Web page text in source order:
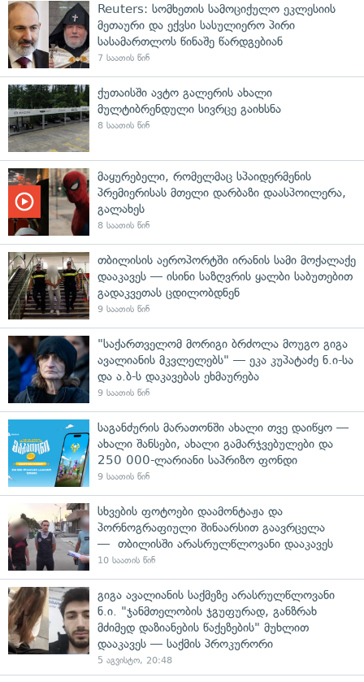
Reuters: სომხეთის სამოციქულო ეკლესიის
მეთაური და ექვსი სასულიერო პირი
სასამართლოს წინაშე წარდგებიან
7 საათის წინ
ქუთაისში ავტო გალერის ახალი
მულტიბრენდული სივრცე გაიხსნა
8 საათის წინ
მაყურებელი, რომელმაც სპაიდერმენის
პრემიერისას მთელი დარბაზი დაასპოილერა,
გალახეს
8 საათის წინ
თბილისის აეროპორტში ირანის სამი მოქალაქე
დააკავეს — ისინი საზღვრის ყალბი საბუთებით
გადაკვეთას ცდილობდნენ
9 საათის წინ
"საქართველომ მორიგი ბრძოლა მოუგო გიგა
ავალიანის მკვლელებს" — ეკა კუპატაძე ნ.ი-სა
და ა.ბ-ს დაკავებას ეხმაურება
9 საათის წინ
საგანძურის მარათონში ახალი თვე დაიწყო —
ახალი შანსები, ახალი გამარჯვებულები და
250 000-ლარიანი საპრიზო ფონდი
9 საათის წინ
სხვების ფოტოები დაამონტაჟა და
პორნოგრაფიული შინაარსით გაავრცელა
— თბილისში არასრულწლოვანი დააკავეს
10 საათის წინ
გიგა ავალიანის საქმეზე არასრულწლოვანი
ნ.ი. "ჯანმთელობის ჯგუფურად, განზრახ
მძიმედ დაზიანების წაქეზების" მუხლით
დააკავეს — საქმის პროკურორი
5 აგვისტო, 20:48